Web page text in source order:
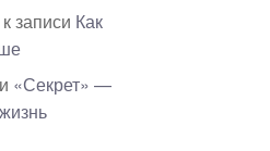
к записи Как
«Секрет» —